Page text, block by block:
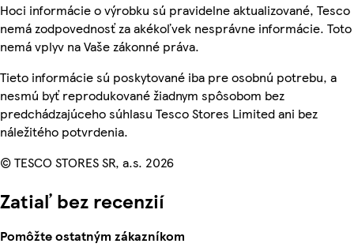
Hoci informácie o výrobku sú pravidelne aktualizované, Tesco
nemá zodpovednosť za akékoľvek nesprávne informácie. Toto
nemá vplyv na Vaše zákonné práva.
Tieto informácie sú poskytované iba pre osobnú potrebu, a
nesmú byť reprodukované žiadnym spôsobom bez
predchádzajúceho súhlasu Tesco Stores Limited ani bez
náležitého potvrdenia.
© TESCO STORES SR, a.s. 2026
Zatiaľ bez recenzií
Pomôžte ostatným zákazníkom